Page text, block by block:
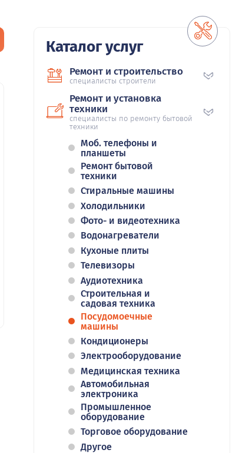
Каталог услуг
Ремонт и строительство
специалисты строители
Ремонт и установка
техники
специалисты по ремонту бытовой
техники
Моб. телефоны и
планшеты
Ремонт бытовой
техники
Стиральные машины
Холодильники
Фото- и видеотехника
Водонагреватели
Кухоные плиты
Телевизоры
Аудиотехника
Строительная и
садовая техника
Посудомоечные
машины
Кондиционеры
Электрооборудование
Медицинская техника
Автомобильная
электроника
Промышленное
оборудование
Торговое оборудование
Другое